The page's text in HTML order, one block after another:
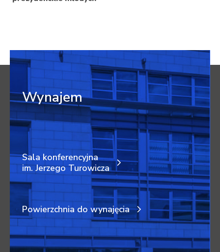
Wynajem
Sala konferencyjna
im. Jerzego Turowicza
Powierzchnia do wynajęcia